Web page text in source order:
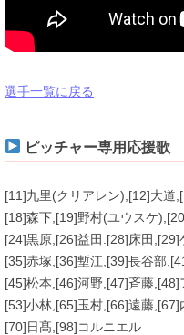
選手一覧に戻る
ピッチャー専用応援歌
[11]九里(クリアレン),[12]大道
[18]森下,[19]野村(ユウスケ
[24]黒原,[26]益田.[28]床田,[29]
[35]赤塚,[36]塹江,[39]長谷部
[45]松本,[46]河野,[47]斉藤,[48]
[53]小林,[65]玉村,[66]遠藤,[67]
[70]日髙,[98]コルニエル